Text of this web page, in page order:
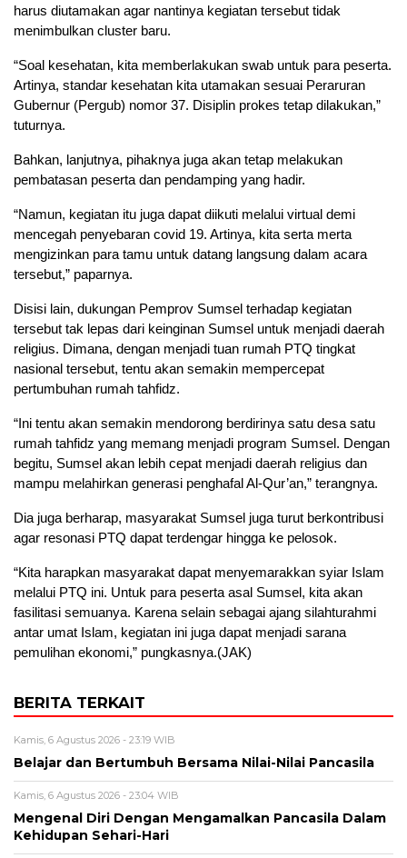
harus diutamakan agar nantinya kegiatan tersebut tidak
menimbulkan cluster baru.
“Soal kesehatan, kita memberlakukan swab untuk para peserta.
Artinya, standar kesehatan kita utamakan sesuai Peraruran
Gubernur (Pergub) nomor 37. Disiplin prokes tetap dilakukan,”
tuturnya.
Bahkan, lanjutnya, pihaknya juga akan tetap melakukan
pembatasan peserta dan pendamping yang hadir.
“Namun, kegiatan itu juga dapat diikuti melalui virtual demi
mencegah penyebaran covid 19. Artinya, kita serta merta
mengizinkan para tamu untuk datang langsung dalam acara
tersebut,” paparnya.
Disisi lain, dukungan Pemprov Sumsel terhadap kegiatan
tersebut tak lepas dari keinginan Sumsel untuk menjadi daerah
religius. Dimana, dengan menjadi tuan rumah PTQ tingkat
nasional tersebut, tentu akan semakin mempercepat
pertumbuhan rumah tahfidz.
“Ini tentu akan semakin mendorong berdirinya satu desa satu
rumah tahfidz yang memang menjadi program Sumsel. Dengan
begitu, Sumsel akan lebih cepat menjadi daerah religius dan
mampu melahirkan generasi penghafal Al-Qur’an,” terangnya.
Dia juga berharap, masyarakat Sumsel juga turut berkontribusi
agar resonasi PTQ dapat terdengar hingga ke pelosok.
“Kita harapkan masyarakat dapat menyemarakkan syiar Islam
melalui PTQ ini. Untuk para peserta asal Sumsel, kita akan
fasilitasi semuanya. Karena selain sebagai ajang silahturahmi
antar umat Islam, kegiatan ini juga dapat menjadi sarana
pemulihan ekonomi,” pungkasnya.(JAK)
BERITA TERKAIT
Kamis, 6 Agustus 2026 - 23:19 WIB
Belajar dan Bertumbuh Bersama Nilai-Nilai Pancasila
Kamis, 6 Agustus 2026 - 23:04 WIB
Mengenal Diri Dengan Mengamalkan Pancasila Dalam
Kehidupan Sehari-Hari